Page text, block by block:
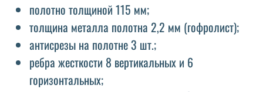
полотно толщиной 115 мм;
толщина металла полотна 2,2 мм (гофролист);
антисрезы на полотне 3 шт.;
ребра жесткости 8 вертикальных и 6
горизонтальных;